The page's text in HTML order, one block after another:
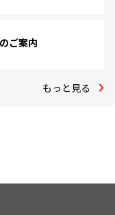
ご案内
もっと見る